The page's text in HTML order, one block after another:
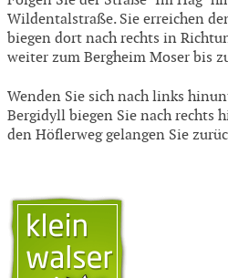
Wildentalstraße. Sie erreichen
biegen dort nach rechts in
weiter zum Bergheim Moser bis
Wenden Sie sich nach links
Bergidyll biegen Sie nach rechts
den Höflerweg gelangen Sie